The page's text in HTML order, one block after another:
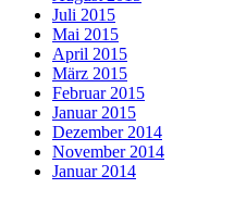
Juli 2015
Mai 2015
April 2015
März 2015
Februar 2015
Januar 2015
Dezember 2014
November 2014
Januar 2014